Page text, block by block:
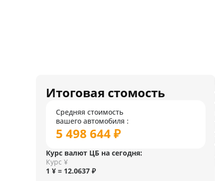
Итоговая стомость
Средняя стоимость
вашего автомобиля :
5 498 644 ₽
Курс валют ЦБ на сегодня:
Курс ¥
1 ¥ = 12.0637 ₽